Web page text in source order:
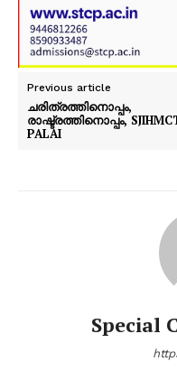
Previous article
ചരിത്രത്തിനൊപ്പം,
രാഷ്ട്രത്തിനൊപ്പം,
PALAI
Special